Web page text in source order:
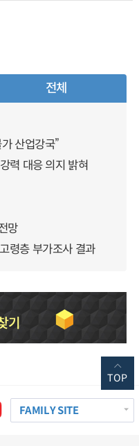
전체
산업강국”
력 대응 의지 밝혀
망
령층 부가조사 결과
FAMILY SITE
TOP